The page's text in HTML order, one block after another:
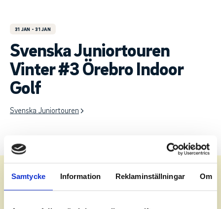
Samtycke Information Reklaminställningar Om
31 JAN - 31 JAN
Svenska Juniortouren
Vinter #3 Örebro Indoor
Golf
Svenska Juniortouren
Meny